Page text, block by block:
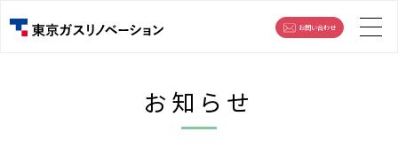
お問い合わせ
お知らせ